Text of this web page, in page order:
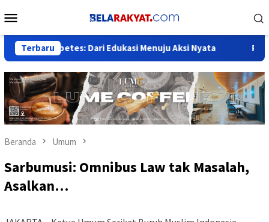
ke
Mobile
TerbaruDari Edukasi Menuju Aksi Nyata Pelantikan
Beranda Umum
Sarbumusi: Omnibus Law tak Masalah,
Asalkan…